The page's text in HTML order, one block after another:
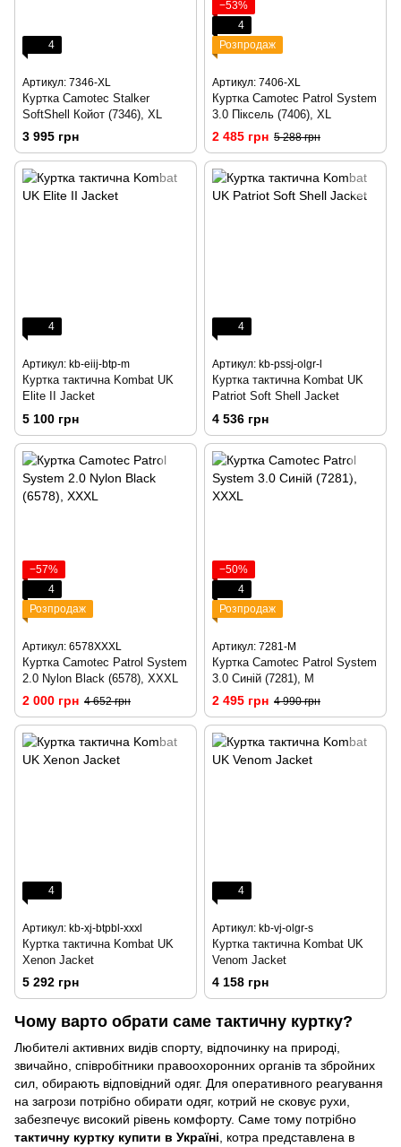
4
Артикул: 7346-XL
Куртка Camotec Stalker
SoftShell Койот (7346), XL
3 995 грн
−53%
4
Розпродаж
Артикул: 7406-XL
Куртка Camotec Patrol System
3.0 Піксель (7406), XL
2 485 грн 5 288 грн
4
Артикул: kb-eiij-btp-m
Куртка тактична Kombat UK
Elite II Jacket
5 100 грн
4
Артикул: kb-pssj-olgr-l
Куртка тактична Kombat UK
Patriot Soft Shell Jacket
4 536 грн
−57%
4
Розпродаж
Артикул: 6578XXXL
Куртка Camotec Patrol System
2.0 Nylon Black (6578), XXXL
2 000 грн 4 652 грн
−50%
4
Розпродаж
Артикул: 7281-M
Куртка Camotec Patrol System
3.0 Синій (7281), M
2 495 грн 4 990 грн
4
Артикул: kb-xj-btpbl-xxxl
Куртка тактична Kombat UK
Xenon Jacket
5 292 грн
4
Артикул: kb-vj-olgr-s
Куртка тактична Kombat UK
Venom Jacket
4 158 грн
Чому варто обрати саме тактичну куртку?
Любителі активних видів спорту, відпочинку на природі,
звичайно, співробітники правоохоронних органів та збройних
сил, обирають відповідний одяг. Для оперативного реагування
на загрози потрібно обирати одяг, котрий не сковує рухи,
забезпечує високий рівень комфорту. Саме тому потрібно
тактичну куртку купити в Україні, котра представлена в